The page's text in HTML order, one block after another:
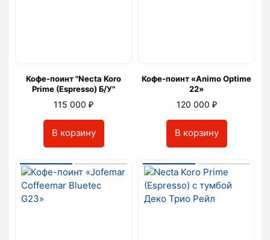
Кофе-поинт "Necta Koro
Prime (Espresso) Б/У"
115 000 ₽
В корзину
Кофе-поинт «Animo Optime
22»
120 000 ₽
В корзину